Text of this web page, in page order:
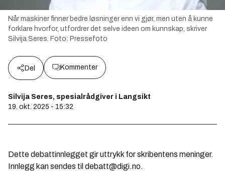
Når maskiner finner bedre løsninger enn vi gjør, men uten å kunne
forklare hvorfor, utfordrer det selve ideen om kunnskap, skriver
Silvija Seres. Foto: Pressefoto
Del Kommenter
Silvija Seres, spesialrådgiver i Langsikt
19. okt. 2025 - 15:32
Dette debattinnlegget gir uttrykk for skribentens meninger.
Innlegg kan sendes til debatt@digi.no.